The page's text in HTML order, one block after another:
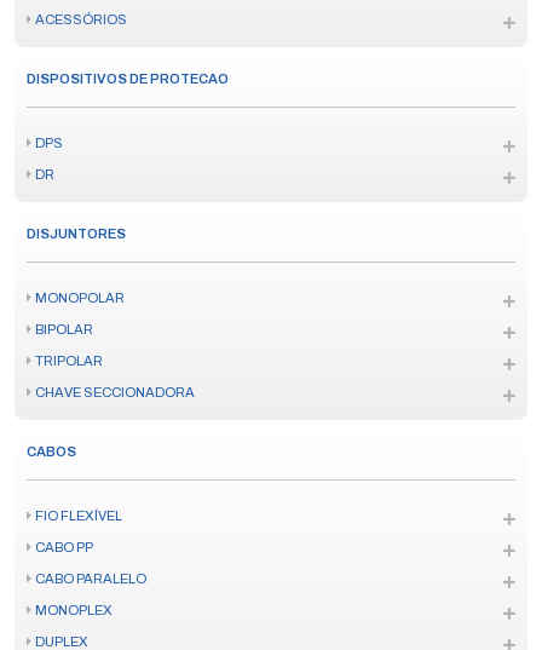
ACESSÓRIOS
DISPOSITIVOS DE PROTECAO
DPS
DR
DISJUNTORES
MONOPOLAR
BIPOLAR
TRIPOLAR
CHAVE SECCIONADORA
CABOS
FIO FLEXÍVEL
CABO PP
CABO PARALELO
MONOPLEX
DUPLEX